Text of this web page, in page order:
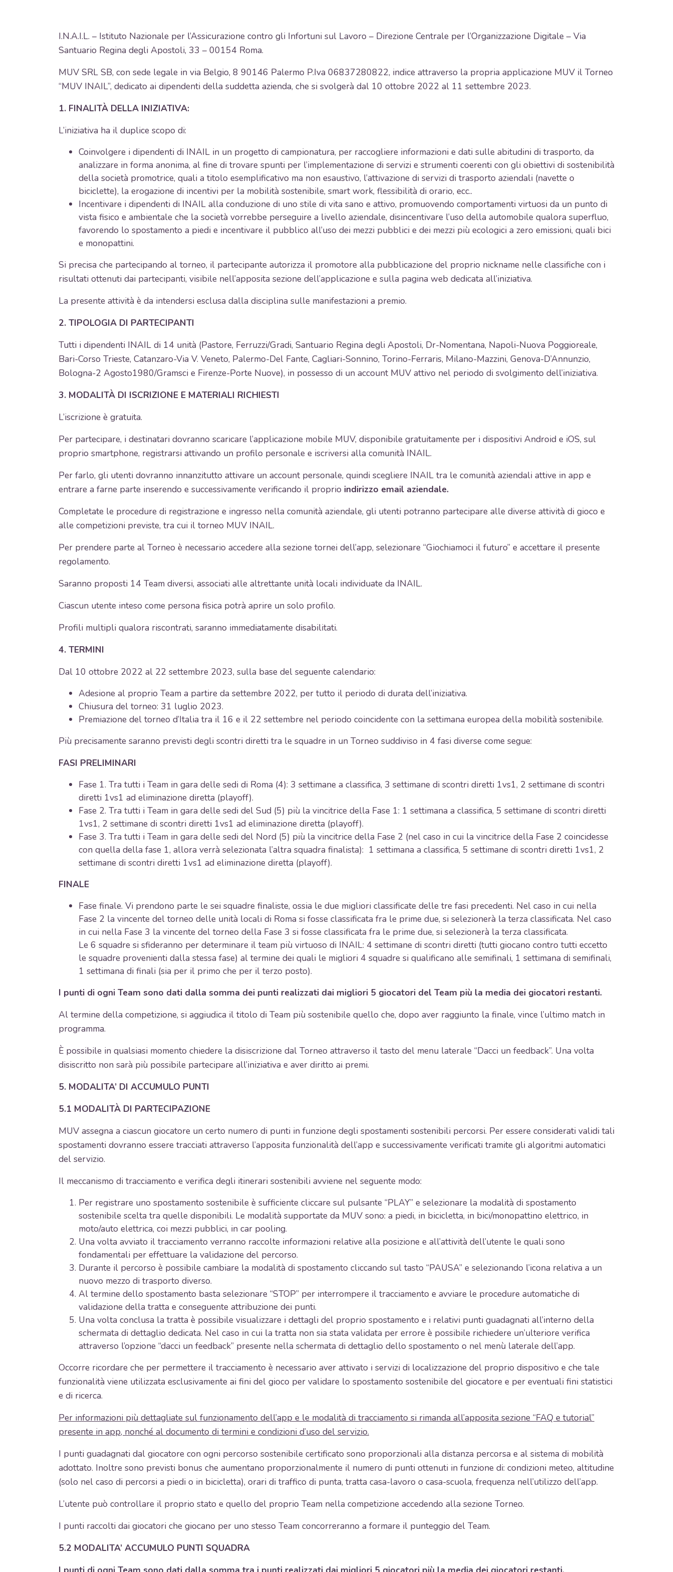
I.N.A.I.L. – Istituto Nazionale per l’Assicurazione contro gli Infortuni sul Lavoro – Direzione Centrale per l’Organizzazione Digitale – Via
Santuario Regina degli Apostoli, 33 – 00154 Roma.
MUV SRL SB, con sede legale in via Belgio, 8 90146 Palermo P.Iva 06837280822, indice attraverso la propria applicazione MUV il Torneo
“MUV INAIL”, dedicato ai dipendenti della suddetta azienda, che si svolgerà dal 10 ottobre 2022 al 11 settembre 2023.
1. FINALITÀ DELLA INIZIATIVA:
L’iniziativa ha il duplice scopo di:
Coinvolgere i dipendenti di INAIL in un progetto di campionatura, per raccogliere informazioni e dati sulle abitudini di trasporto, da
analizzare in forma anonima, al fine di trovare spunti per l’implementazione di servizi e strumenti coerenti con gli obiettivi di sostenibilità
della società promotrice, quali a titolo esemplificativo ma non esaustivo, l’attivazione di servizi di trasporto aziendali (navette o
biciclette), la erogazione di incentivi per la mobilità sostenibile, smart work, flessibilità di orario, ecc..
Incentivare i dipendenti di INAIL alla conduzione di uno stile di vita sano e attivo, promuovendo comportamenti virtuosi da un punto di
vista fisico e ambientale che la società vorrebbe perseguire a livello aziendale, disincentivare l’uso della automobile qualora superfluo,
favorendo lo spostamento a piedi e incentivare il pubblico all’uso dei mezzi pubblici e dei mezzi più ecologici a zero emissioni, quali bici
e monopattini.
Si precisa che partecipando al torneo, il partecipante autorizza il promotore alla pubblicazione del proprio nickname nelle classifiche con i
risultati ottenuti dai partecipanti, visibile nell’apposita sezione dell’applicazione e sulla pagina web dedicata all’iniziativa.
La presente attività è da intendersi esclusa dalla disciplina sulle manifestazioni a premio.
2. TIPOLOGIA DI PARTECIPANTI
Tutti i dipendenti INAIL di 14 unità (Pastore, Ferruzzi/Gradi, Santuario Regina degli Apostoli, Dr-Nomentana, Napoli-Nuova Poggioreale,
Bari-Corso Trieste, Catanzaro-Via V. Veneto, Palermo-Del Fante, Cagliari-Sonnino, Torino-Ferraris, Milano-Mazzini, Genova-D’Annunzio,
Bologna-2 Agosto1980/Gramsci e Firenze-Porte Nuove), in possesso di un account MUV attivo nel periodo di svolgimento dell’iniziativa.
3. MODALITÀ DI ISCRIZIONE E MATERIALI RICHIESTI
L’iscrizione è gratuita.
Per partecipare, i destinatari dovranno scaricare l’applicazione mobile MUV, disponibile gratuitamente per i dispositivi Android e iOS, sul
proprio smartphone, registrarsi attivando un profilo personale e iscriversi alla comunità INAIL.
Per farlo, gli utenti dovranno innanzitutto attivare un account personale, quindi scegliere INAIL tra le comunità aziendali attive in app e
entrare a farne parte inserendo e successivamente verificando il proprio indirizzo email aziendale.
Completate le procedure di registrazione e ingresso nella comunità aziendale, gli utenti potranno partecipare alle diverse attività di gioco e
alle competizioni previste, tra cui il torneo MUV INAIL.
Per prendere parte al Torneo è necessario accedere alla sezione tornei dell’app, selezionare “Giochiamoci il futuro” e accettare il presente
regolamento.
Saranno proposti 14 Team diversi, associati alle altrettante unità locali individuate da INAIL.
Ciascun utente inteso come persona fisica potrà aprire un solo profilo.
Profili multipli qualora riscontrati, saranno immediatamente disabilitati.
4. TERMINI
Dal 10 ottobre 2022 al 22 settembre 2023, sulla base del seguente calendario:
Adesione al proprio Team a partire da settembre 2022, per tutto il periodo di durata dell’iniziativa.
Chiusura del torneo: 31 luglio 2023.
Premiazione del torneo d’Italia tra il 16 e il 22 settembre nel periodo coincidente con la settimana europea della mobilità sostenibile.
Più precisamente saranno previsti degli scontri diretti tra le squadre in un Torneo suddiviso in 4 fasi diverse come segue:
FASI PRELIMINARI
Fase 1. Tra tutti i Team in gara delle sedi di Roma (4): 3 settimane a classifica, 3 settimane di scontri diretti 1vs1, 2 settimane di scontri
diretti 1vs1 ad eliminazione diretta (playoff).
Fase 2. Tra tutti i Team in gara delle sedi del Sud (5) più la vincitrice della Fase 1: 1 settimana a classifica, 5 settimane di scontri diretti
1vs1, 2 settimane di scontri diretti 1vs1 ad eliminazione diretta (playoff).
Fase 3. Tra tutti i Team in gara delle sedi del Nord (5) più la vincitrice della Fase 2 (nel caso in cui la vincitrice della Fase 2 coincidesse
con quella della fase 1, allora verrà selezionata l’altra squadra finalista): 1 settimana a classifica, 5 settimane di scontri diretti 1vs1, 2
settimane di scontri diretti 1vs1 ad eliminazione diretta (playoff).
FINALE
Fase finale. Vi prendono parte le sei squadre finaliste, ossia le due migliori classificate delle tre fasi precedenti. Nel caso in cui nella
Fase 2 la vincente del torneo delle unità locali di Roma si fosse classificata fra le prime due, si selezionerà la terza classificata. Nel caso
in cui nella Fase 3 la vincente del torneo della Fase 3 si fosse classificata fra le prime due, si selezionerà la terza classificata.
Le 6 squadre si sfideranno per determinare il team più virtuoso di INAIL: 4 settimane di scontri diretti (tutti giocano contro tutti eccetto
le squadre provenienti dalla stessa fase) al termine dei quali le migliori 4 squadre si qualificano alle semifinali, 1 settimana di semifinali,
1 settimana di finali (sia per il primo che per il terzo posto).
I punti di ogni Team sono dati dalla somma dei punti realizzati dai migliori 5 giocatori del Team più la media dei giocatori restanti.
Al termine della competizione, si aggiudica il titolo di Team più sostenibile quello che, dopo aver raggiunto la finale, vince l’ultimo match in
programma.
È possibile in qualsiasi momento chiedere la disiscrizione dal Torneo attraverso il tasto del menu laterale “Dacci un feedback”. Una volta
disiscritto non sarà più possibile partecipare all’iniziativa e aver diritto ai premi.
5. MODALITA’ DI ACCUMULO PUNTI
5.1 MODALITÀ DI PARTECIPAZIONE
MUV assegna a ciascun giocatore un certo numero di punti in funzione degli spostamenti sostenibili percorsi. Per essere considerati validi tali
spostamenti dovranno essere tracciati attraverso l’apposita funzionalità dell’app e successivamente verificati tramite gli algoritmi automatici
del servizio.
Il meccanismo di tracciamento e verifica degli itinerari sostenibili avviene nel seguente modo:
Per registrare uno spostamento sostenibile è sufficiente cliccare sul pulsante “PLAY” e selezionare la modalità di spostamento
sostenibile scelta tra quelle disponibili. Le modalità supportate da MUV sono: a piedi, in bicicletta, in bici/monopattino elettrico, in
moto/auto elettrica, coi mezzi pubblici, in car pooling.
Una volta avviato il tracciamento verranno raccolte informazioni relative alla posizione e all’attività dell’utente le quali sono
fondamentali per effettuare la validazione del percorso.
Durante il percorso è possibile cambiare la modalità di spostamento cliccando sul tasto “PAUSA” e selezionando l’icona relativa a un
nuovo mezzo di trasporto diverso.
Al termine dello spostamento basta selezionare “STOP” per interrompere il tracciamento e avviare le procedure automatiche di
validazione della tratta e conseguente attribuzione dei punti.
Una volta conclusa la tratta è possibile visualizzare i dettagli del proprio spostamento e i relativi punti guadagnati all’interno della
schermata di dettaglio dedicata. Nel caso in cui la tratta non sia stata validata per errore è possibile richiedere un’ulteriore verifica
attraverso l’opzione “dacci un feedback” presente nella schermata di dettaglio dello spostamento o nel menù laterale dell’app.
Occorre ricordare che per permettere il tracciamento è necessario aver attivato i servizi di localizzazione del proprio dispositivo e che tale
funzionalità viene utilizzata esclusivamente ai fini del gioco per validare lo spostamento sostenibile del giocatore e per eventuali fini statistici
e di ricerca.
Per informazioni più dettagliate sul funzionamento dell’app e le modalità di tracciamento si rimanda all’apposita sezione “FAQ e tutorial”
presente in app, nonché al documento di termini e condizioni d’uso del servizio.
I punti guadagnati dal giocatore con ogni percorso sostenibile certificato sono proporzionali alla distanza percorsa e al sistema di mobilità
adottato. Inoltre sono previsti bonus che aumentano proporzionalmente il numero di punti ottenuti in funzione di: condizioni meteo, altitudine
(solo nel caso di percorsi a piedi o in bicicletta), orari di traffico di punta, tratta casa-lavoro o casa-scuola, frequenza nell’utilizzo dell’app.
L’utente può controllare il proprio stato e quello del proprio Team nella competizione accedendo alla sezione Torneo.
I punti raccolti dai giocatori che giocano per uno stesso Team concorreranno a formare il punteggio del Team.
5.2 MODALITA’ ACCUMULO PUNTI SQUADRA